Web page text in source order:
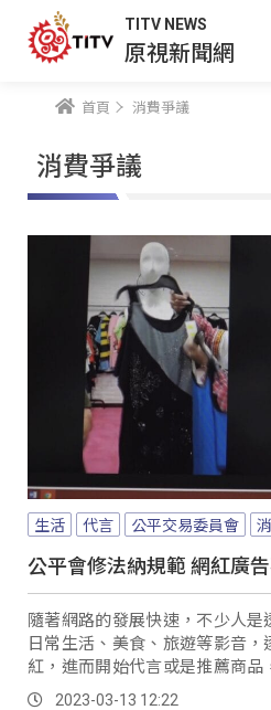
TITV NEWS
原視新聞網
首頁 消費爭議
消費爭議
生活 代言 公平交易委員會
公平會修法納規範 網紅廣
隨著網路的發展快速，不少人
日常生活、美食、旅遊等影音
紅，進而開始代言或是推薦商品
名度，對網紅增加信任感而購買產
2023-03-13 12:22